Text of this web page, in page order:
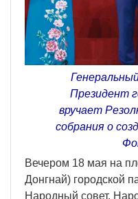
Президент
вручает
собрания о
Вечером 18 мая на
Донгнай) городской
Народный совет,